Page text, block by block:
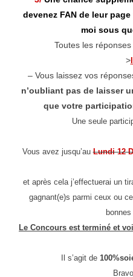
devenez FAN de leur
moi sous
Toutes les
>
– Vous laissez vos
n’oubliant pas de laisser
que votre
Une seule
Vous avez jusqu’auLundi 12
et après cela j’effectuerai un
gagnant(e)s parmi ceux ou
bonnes
Le Concours est terminé et
Il s’agit de